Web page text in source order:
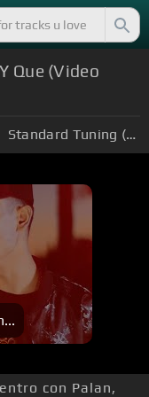
Que (Video
Standard Tuning (EADGBE)
con Palan,